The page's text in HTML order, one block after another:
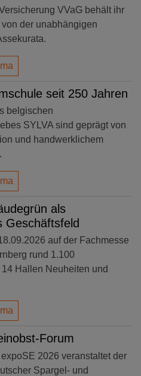
VVaG behält ihr
der unabhängigen
seit 250 Jahren
belgischen
SYLVA sind geprägt von
und handwerklichem
als
Geschäftsfeld
auf der Fachmesse
rund 1.100
Hallen Neuheiten und
Forum
expoSE 2026 veranstaltet der
Spargel- und